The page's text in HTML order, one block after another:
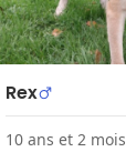
Rex
10 ans et 2 mois